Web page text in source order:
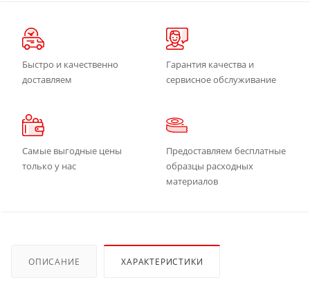
Быстро и качественно
доставляем
Гарантия качества и
сервисное обслуживание
Самые выгодные цены
только у нас
Предоставляем бесплатные
образцы расходных
материалов
ОПИСАНИЕ ХАРАКТЕРИСТИКИ